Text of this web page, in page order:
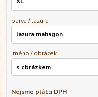
barva / lazura
jméno / obrázek
Nejsme plátci DPH